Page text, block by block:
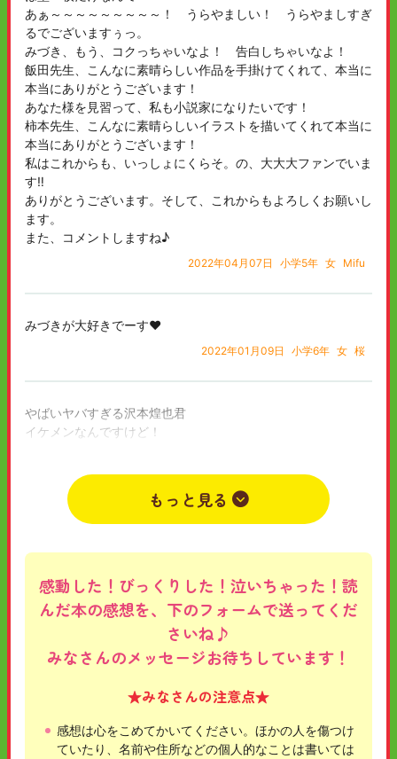
あぁ～～～～～～～～～！ うらやましい！ うらやましすぎ
るでございますぅっ。
みづき、もう、コクっちゃいなよ！ 告白しちゃいなよ！
飯田先生、こんなに素晴らしい作品を手掛けてくれて、本当に
本当にありがとうございます！
あなた様を見習って、私も小説家になりたいです！
柿本先生、こんなに素晴らしいイラストを描いてくれて本当に
本当にありがとうございます！
私はこれからも、いっしょにくらそ。の、大大大ファンでいま
す‼
ありがとうございます。そして、これからもよろしくお願いし
ます。
また、コメントしますね♪
2022年04月07日 小学5年 女 Mifu
みづきが大好きでーす❤️
2022年01月09日 小学6年 女 桜
やばいヤバすぎる沢本煌也君
イケメンなんですけど！
2021年01月27日 中学1年 女
もっと見る
感動した！びっくりした！泣いちゃった！読
んだ本の感想を、下のフォームで送ってくだ
さいね♪
みなさんのメッセージお待ちしています！
★みなさんの注意点★
感想は心をこめてかいてください。ほかの人を傷つけ
ていたり、名前や住所などの個人的なことは書いては